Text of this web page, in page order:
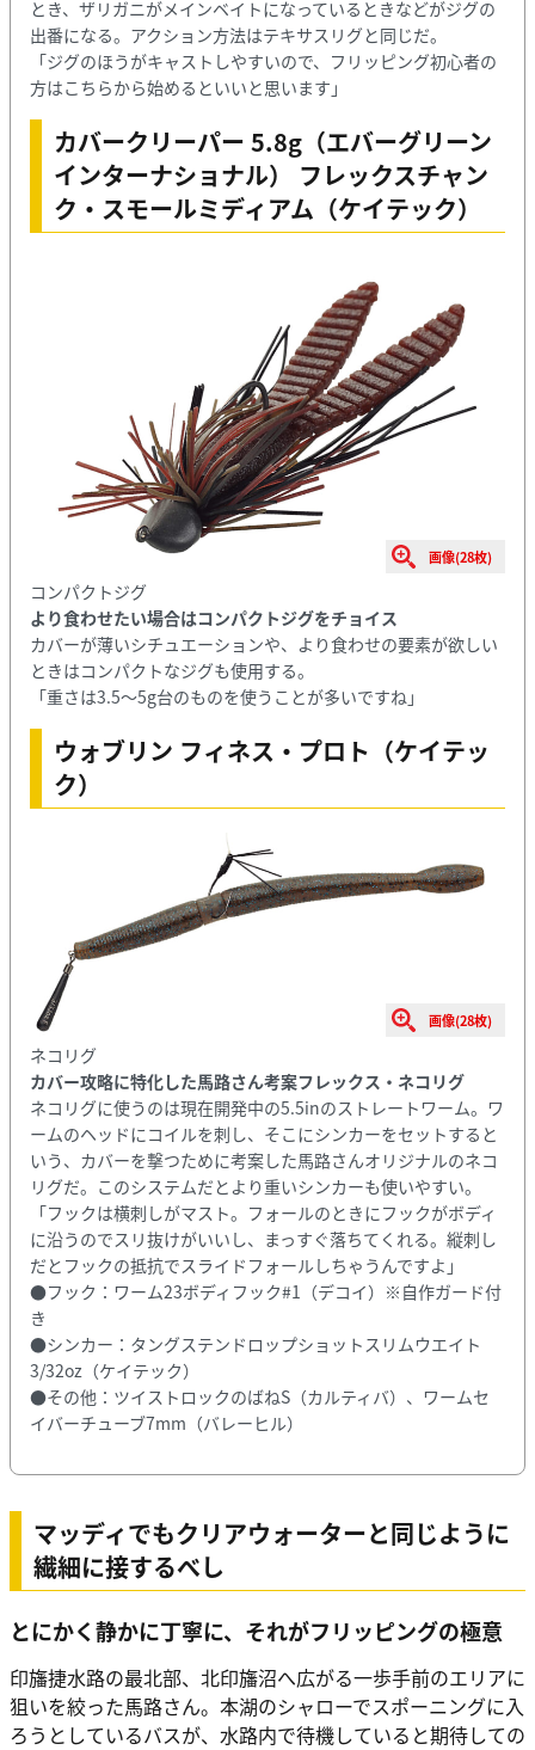
とき、ザリガニがメインベイトになっているときなどがジグの
出番になる。アクション方法はテキサスリグと同じだ。
「ジグのほうがキャストしやすいので、フリッピング初心者の
方はこちらから始めるといいと思います」
カバークリーパー 5.8g（エバーグリーン
インターナショナル） フレックスチャン
ク・スモールミディアム（ケイテック）
画像(28枚)
コンパクトジグ
より食わせたい場合はコンパクトジグをチョイス
カバーが薄いシチュエーションや、より食わせの要素が欲しい
ときはコンパクトなジグも使用する。
「重さは3.5〜5g台のものを使うことが多いですね」
ウォブリン フィネス・プロト（ケイテッ
ク）
画像(28枚)
ネコリグ
カバー攻略に特化した馬路さん考案フレックス・ネコリグ
ネコリグに使うのは現在開発中の5.5inのストレートワーム。ワ
ームのヘッドにコイルを刺し、そこにシンカーをセットすると
いう、カバーを撃つために考案した馬路さんオリジナルのネコ
リグだ。このシステムだとより重いシンカーも使いやすい。
「フックは横刺しがマスト。フォールのときにフックがボディ
に沿うのでスリ抜けがいいし、まっすぐ落ちてくれる。縦刺し
だとフックの抵抗でスライドフォールしちゃうんですよ」
●フック：ワーム23ボディフック#1（デコイ）※自作ガード付
き
●シンカー：タングステンドロップショットスリムウエイト
3/32oz（ケイテック）
●その他：ツイストロックのばねS（カルティバ）、ワームセ
イバーチューブ7mm（バレーヒル）
マッディでもクリアウォーターと同じように
繊細に接するべし
とにかく静かに丁寧に、それがフリッピングの極意
印旛捷水路の最北部、北印旛沼へ広がる一歩手前のエリアに
狙いを絞った馬路さん。本湖のシャローでスポーニングに入
ろうとしているバスが、水路内で待機していると期待しての